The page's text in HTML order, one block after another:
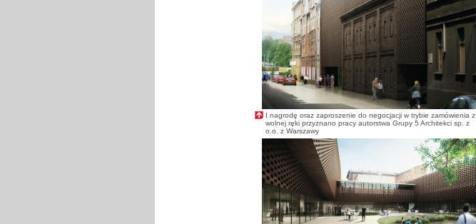
I nagrodę oraz zaproszenie do negocjacji w trybie zamówienia z
wolnej ręki przyznano pracy autorstwa Grupy 5 Architekci sp. z
o.o. z Warszawy